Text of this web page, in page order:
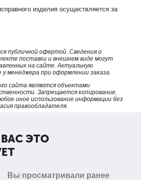
изделия осуществляется за
публичной офертой. Сведения о
поставки и внешнем виде могут
на сайте. Актуальную
менеджера при оформлении заказа.
сайта являются объектами
Запрещается копирование,
иное использование информации без
правообладателя.
ЭТО
Вы просматривали ранее